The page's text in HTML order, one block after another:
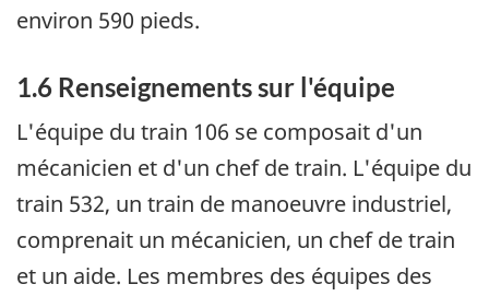
environ 590 pieds.
1.6 Renseignements sur l'équipe
L'équipe du train 106 se composait d'un
mécanicien et d'un chef de train. L'équipe du
train 532, un train de manoeuvre industriel,
comprenait un mécanicien, un chef de train
et un aide. Les membres des équipes des